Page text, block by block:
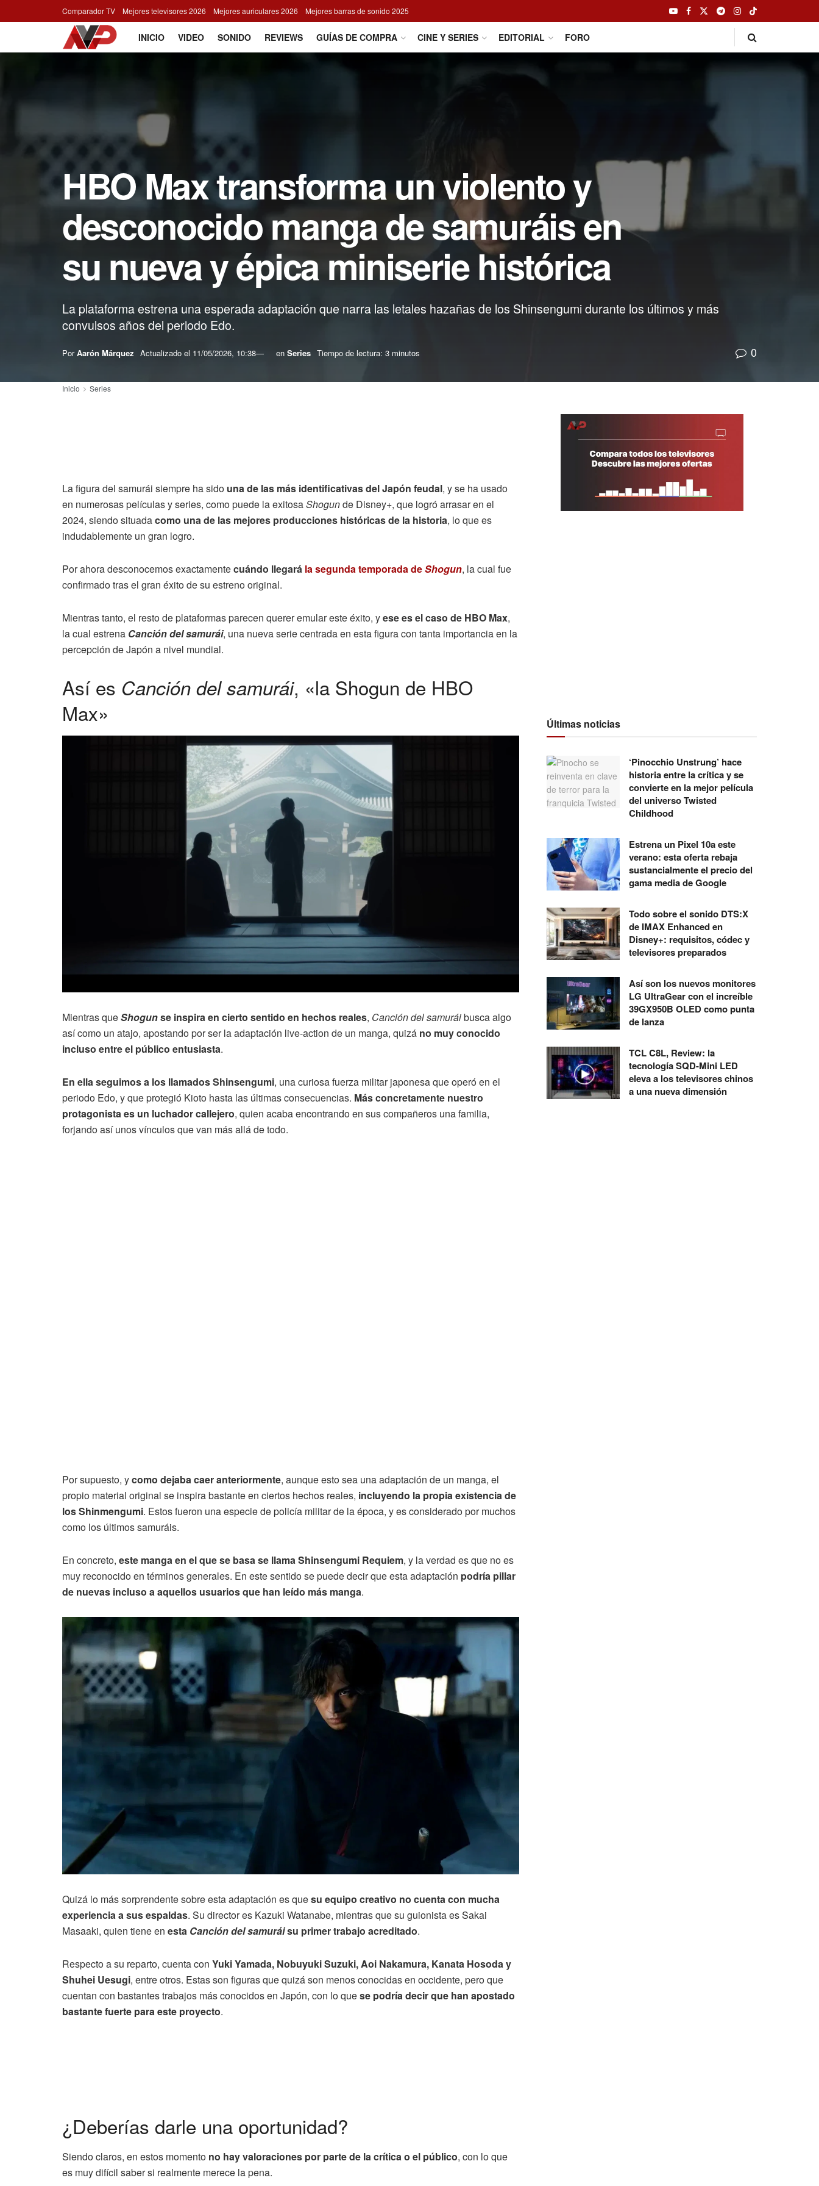
Comparador TV Mejores televisores 2026 Mejores auriculares 2026 Mejores barras de sonido 2025
INICIO VIDEO SONIDO REVIEWS GUÍAS DE COMPRA CINE Y SERIES EDITORIAL FORO
HBO Max transforma un violento y
desconocido manga de samuráis en
su nueva y épica miniserie histórica
La plataforma estrena una esperada adaptación que narra las letales hazañas de los Shinsengumi durante los últimos y más
convulsos años del periodo Edo.
Por Aarón Márquez Actualizado el 11/05/2026, 10:38 en Series Tiempo de lectura: 3 minutos 0
Inicio Series
La figura del samurái siempre ha sido una de las más identificativas del Japón feudal, y se ha usado
en numerosas películas y series, como puede la exitosaShogunde Disney+, que logró arrasar en el
2024, siendo situadacomo una de las mejores producciones históricas de la historia, lo que es
indudablemente un gran logro.
Por ahora desconocemos exactamentecuándo llegará la segunda temporada deShogun, la cual fue
confirmado tras el gran éxito de su estreno original.
Mientras tanto, el resto de plataformas parecen querer emular este éxito, yese es el caso de HBO Max,
la cual estrena Canción del samurái, una nueva serie centrada en esta figura con tanta importancia en la
percepción de Japón a nivel mundial.
Así es Canción del samurái, «la Shogun de HBO
Max»
Mientras queShogunse inspira en cierto sentido en hechos reales, Canción del samuráibusca algo
así como un atajo, apostando por ser la adaptación live-action de un manga, quizá no muy conocido
incluso entre el público entusiasta.
En ella seguimos a los llamados Shinsengumi, una curiosa fuerza militar japonesa que operó en el
periodo Edo, y que protegió Kioto hasta las últimas consecuencias. Más concretamente nuestro
protagonista es un luchador callejero, quien acaba encontrando en sus compañeros una familia,
forjando así unos vínculos que van más allá de todo.
Por supuesto, ycomo dejaba caer anteriormente, aunque esto sea una adaptación de un manga, el
propio material original se inspira bastante en ciertos hechos reales, incluyendo la propia existencia de
los Shinmengumi. Estos fueron una especie de policía militar de la época, y es considerado por muchos
como los últimos samuráis.
En concreto, este manga en el que se basa se llama Shinsengumi Requiem, y la verdad es que no es
muy reconocido en términos generales. En este sentido se puede decir que esta adaptación podría pillar
de nuevas incluso a aquellos usuarios que han leído más manga.
Quizá lo más sorprendente sobre esta adaptación es quesu equipo creativo no cuenta con mucha
experiencia a sus espaldas. Su director es Kazuki Watanabe, mientras que su guionista es Sakai
Masaaki, quien tiene en esta Canción del samuráisu primer trabajo acreditado.
Respecto a su reparto, cuenta con Yuki Yamada, Nobuyuki Suzuki, Aoi Nakamura, Kanata Hosoda y
Shuhei Uesugi, entre otros. Estas son figuras que quizá son menos conocidas en occidente, pero que
cuentan con bastantes trabajos más conocidos en Japón, con lo quese podría decir que han apostado
bastante fuerte para este proyecto.
¿Deberías darle una oportunidad?
Siendo claros, en estos momento no hay valoraciones por parte de la crítica o el público, con lo que
es muy difícil saber si realmente merece la pena.
Últimas noticias
‘Pinocchio Unstrung’ hace
historia entre la crítica y se
convierte en la mejor película
del universo Twisted
Childhood
Estrena un Pixel 10a este
verano: esta oferta rebaja
sustancialmente el precio del
gama media de Google
Todo sobre el sonido DTS:X
de IMAX Enhanced en
Disney+: requisitos, códec y
televisores preparados
Así son los nuevos monitores
LG UltraGear con el increíble
39GX950B OLED como punta
de lanza
TCL C8L, Review: la
tecnología SQD-Mini LED
eleva a los televisores chinos
a una nueva dimensión